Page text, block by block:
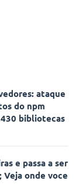
ataque
do npm
bibliotecas
e passa a ser
onde voce